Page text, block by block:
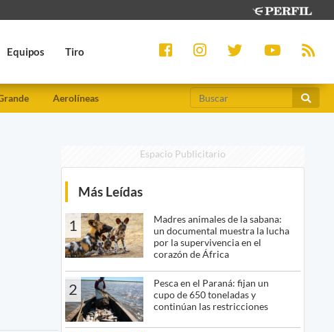
Equipos Tiro
Aerolíneas
Espacio Publicitario
Más Leídas
1
Madres animales de la sabana:
un documental muestra la lucha
por la supervivencia en el
corazón de África
2
Pesca en el Paraná: fijan un
cupo de 650 toneladas y
continúan las restricciones